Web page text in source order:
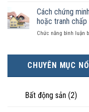
Cách chứng
hoặc tranh chấp
Chức năng bình luận
CHUYÊN MỤC
Bất động sản (2)